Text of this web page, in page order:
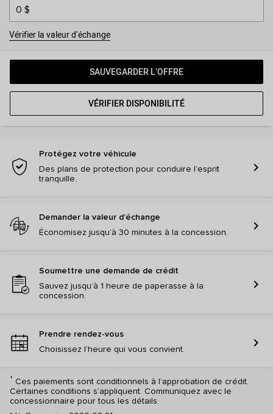
Vérifier la valeur d’échange
SAUVEGARDER L’OFFRE
VÉRIFIER DISPONIBILITÉ
Protégez votre véhicule
Des plans de protection pour conduire l’esprit
tranquille.
chevron_right
Demander la valeur d’échange
Économisez jusqu’à 30 minutes à la concession.
chevron_right
Soumettre une demande de crédit
Sauvez jusqu’à 1 heure de paperasse à la
concession.
chevron_right
Prendre rendez-vous
Choisissez l’heure qui vous convient.
chevron_right
* Ces paiements sont conditionnels à l’approbation de crédit.
Certaines conditions s’appliquent. Communiquez avec le
concessionnaire pour tous les détails.